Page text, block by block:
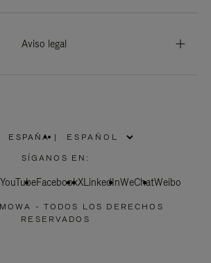
Aviso legal
ESPAÑA
ELIGE
LA
|
SÍGANOS EN:
YouTubeFacebookXLinkedInWeChatWeibo
- TODOS LOS DERECHOS
RESERVADOS